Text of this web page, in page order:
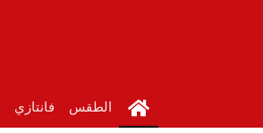
الطقس فانتازي